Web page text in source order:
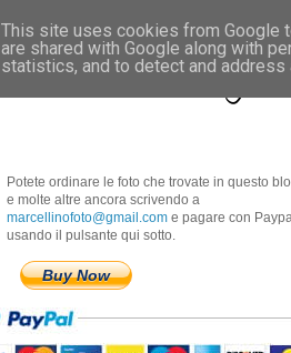
Marcellino
Potete ordinare le foto che trovate in questo
e molte altre ancora scrivendo a
marcellinofoto@gmail.com e pagare con
usando il pulsante qui sotto.
Buy Now
This site uses cookies from Google
are shared with Google along with
statistics, and to detect and address